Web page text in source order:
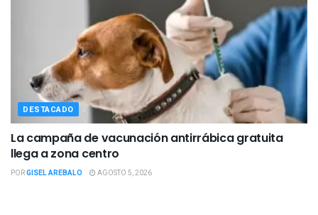
DESTACADO
La campaña de vacunación antirrábica gratuita
llega a zona centro
PORGISEL AREBALO AGOSTO 5, 2026